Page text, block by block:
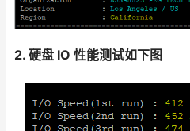
2. 硬盘 IO 性能测试如下图